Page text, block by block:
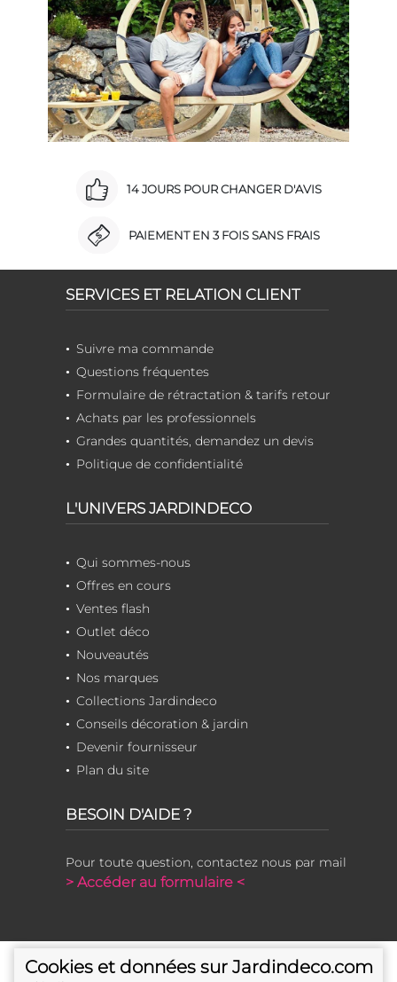
14 JOURS POUR CHANGER D'AVIS
PAIEMENT EN 3 FOIS SANS FRAIS
SERVICES ET RELATION CLIENT
Suivre ma commande
Questions fréquentes
Formulaire de rétractation & tarifs retour
Achats par les professionnels
Grandes quantités, demandez un devis
Politique de confidentialité
L'UNIVERS JARDINDECO
Qui sommes-nous
Offres en cours
Ventes flash
Outlet déco
Nouveautés
Nos marques
Collections Jardindeco
Conseils décoration & jardin
Devenir fournisseur
Plan du site
BESOIN D'AIDE ?
Pour toute question, contactez nous par mail
> Accéder au formulaire <
Cookies et données sur Jardindeco.com